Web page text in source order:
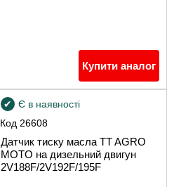
Купити аналог
Код 26608
Є в наявності
Датчик тиску масла TT AGRO
MOTO на дизельний двигун
2V188F/2V192F/195F